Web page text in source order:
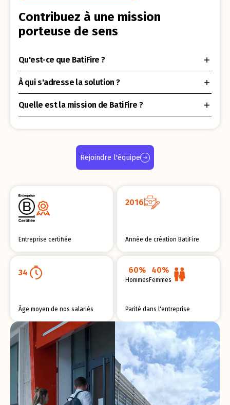
Contribuez à une mission
porteuse de sens
Qu'est-ce que BatiFire ?
À qui s'adresse la solution ?
Quelle est la mission de BatiFire ?
Rejoindre l'équipe
Entreprise certifiée
2016
Année de création BatiFire
34
Âge moyen de nos salariés
60%
Hommes
40%
Femmes
Parité dans l'entreprise